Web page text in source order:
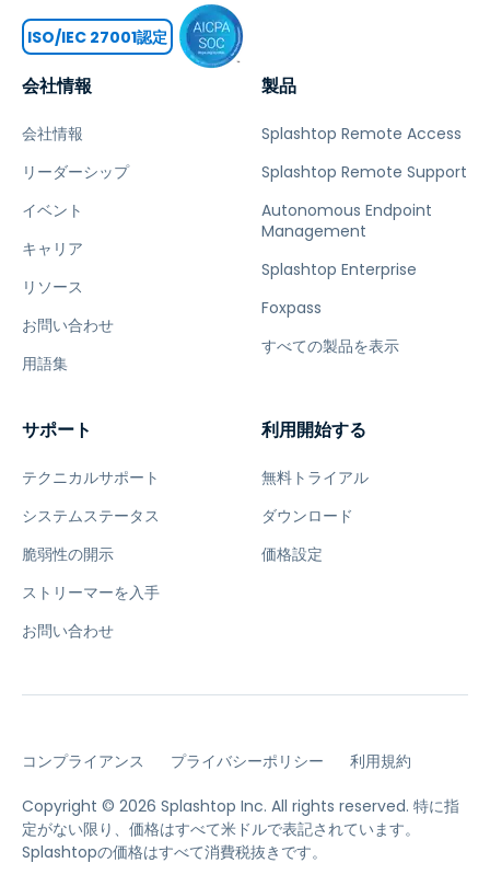
会社情報
会社情報
リーダーシップ
イベント
キャリア
リソース
お問い合わせ
用語集
製品
Splashtop Remote Access
Splashtop Remote Support
Autonomous Endpoint
Management
Splashtop Enterprise
Foxpass
すべての製品を表示
サポート
テクニカルサポート
システムステータス
脆弱性の開示
ストリーマーを入手
お問い合わせ
利用開始する
無料トライアル
ダウンロード
価格設定
ISO/IEC 27001認定
コンプライアンス プライバシーポリシー 利用規約
Copyright © 2026 Splashtop Inc. All rights reserved. 特に指
定がない限り、価格はすべて米ドルで表記されています。
Splashtopの価格はすべて消費税抜きです。